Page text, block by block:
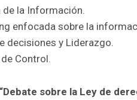
de la Información.
enfocada sobre la
decisiones y Liderazgo.
Control.
sobre la Ley de